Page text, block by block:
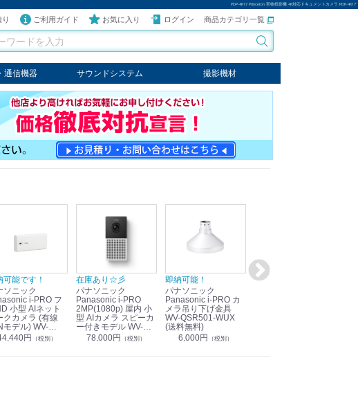
PDP-4K17 Princeton 実物投影機 4K対応ドキュメントカメラ PDP-4K17
ご利用ガイド お気に入り ログイン 商品カテゴリ一覧
通信機器
置
話PBX
ハンガー
サウンドシステム
音響機器
輸入オーディオ
楽器
ケーブル
撮影機材
ビデオライト
クールライト
LEDライト
スタンド
写真関連商品
スタジオセット商品
オプション
可能です！
ソニック
i-PRO フ
小型 AIネット
クカメラ (有線
モデル) WV-
(送料無料)
円 （税別）
在庫あり☆彡
パナソニック
Panasonic i-PRO
2MP(1080p) 屋内 小
型 AIカメラ スピーカ
ー付きモデル WV-
S71301-F2L (送料無
78,000円 （税別）
即納可能！
パナソニック
Panasonic i-PRO カ
メラ吊り下げ金具
WV-QSR501-WUX
(送料無料)
6,000円 （税別）